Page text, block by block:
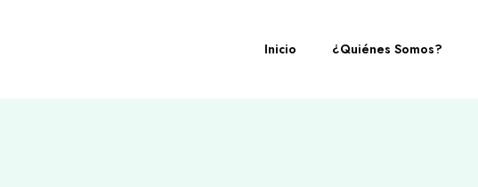
Inicio ¿Quiénes Somos?